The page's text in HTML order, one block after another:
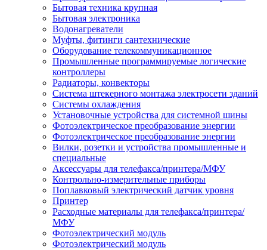
Бытовая техника крупная
Бытовая электроника
Водонагреватели
Муфты, фитинги сантехнические
Оборудование телекоммуникационное
Промышленные программируемые логические
контроллеры
Радиаторы, конвекторы
Система штекерного монтажа электросети зданий
Системы охлаждения
Установочные устройства для системной шины
Фотоэлектрическое преобразование энергии
Фотоэлектрическое преобразование энергии
Вилки, розетки и устройства промышленные и
специальные
Аксессуары для телефакса/принтера/МФУ
Контрольно-измерительные приборы
Поплавковый электрический датчик уровня
Принтер
Расходные материалы для телефакса/принтера/
МФУ
Фотоэлектрический модуль
Фотоэлектрический модуль